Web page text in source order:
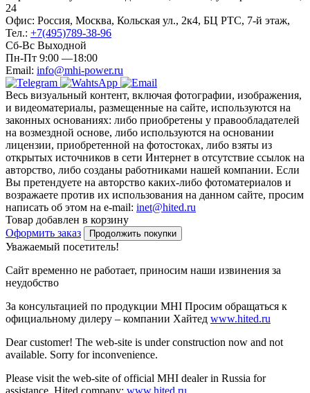
24
Офис: Россия, Москва, Кольская ул., 2к4, БЦ РТС, 7-й этаж,
Тел.: +7(495)789-38-96
Сб-Вс Выходной
Пн-Пт 9:00 —18:00
Email: info@mhi-power.ru
Весь визуальный контент, включая фотографии, изображения,
и видеоматериалы, размещенные на сайте, используются на
законных основаниях: либо приобретены у правообладателей
на возмездной основе, либо используются на основании
лицензии, приобретенной на фотостоках, либо взяты из
открытых источников в сети Интернет в отсутствие ссылок на
авторство, либо созданы работниками нашей компании. Если
Вы претендуете на авторство каких-либо фотоматериалов и
возражаете против их использования на данном сайте, просим
написать об этом на e-mail: inet@hited.ru
Товар добавлен в корзину
Оформить заказ
Продолжить покупки
Уважаемый посетитель!
Сайт временно не работает, приносим наши извинения за
неудобство
За консультацией по продукции MHI Просим обращаться к
официальному дилеру – компании Хайтед www.hited.ru
Dear customer! The web-site is under construction now and not
available. Sorry for inconvenience.
Please visit the web-site of official MHI dealer in Russia for
assistance. Hited company: www.hited.ru